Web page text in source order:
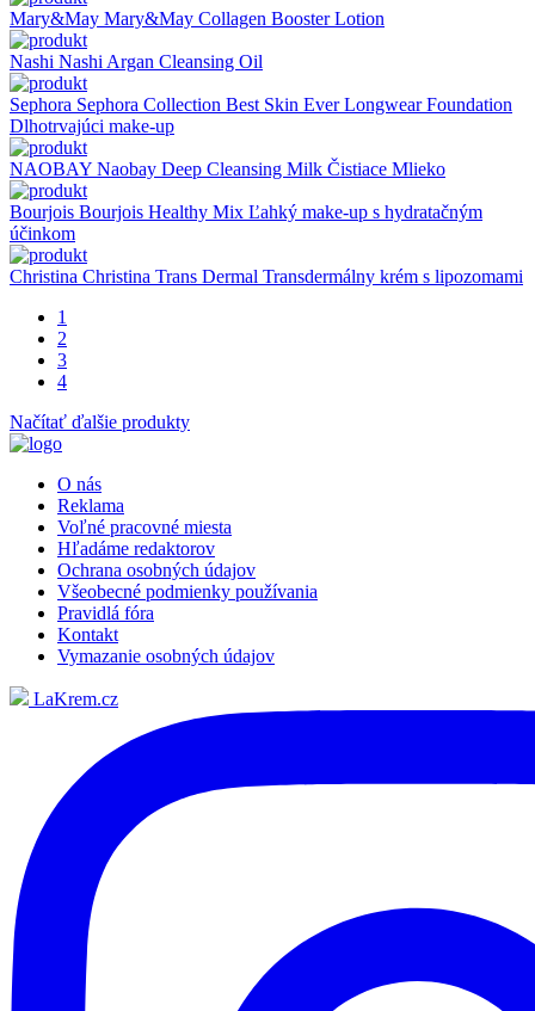
Mary&May Mary&May Collagen Booster Lotion
Nashi Nashi Argan Cleansing Oil
Sephora Sephora Collection Best Skin Ever Longwear Foundation
Dlhotrvajúci make-up
NAOBAY Naobay Deep Cleansing Milk Čistiace Mlieko
Bourjois Bourjois Healthy Mix Ľahký make-up s hydratačným
účinkom
Christina Christina Trans Dermal Transdermálny krém s lipozomami
1
2
3
4
Načítať ďalšie produkty
O nás
Reklama
Voľné pracovné miesta
Hľadáme redaktorov
Ochrana osobných údajov
Všeobecné podmienky používania
Pravidlá fóra
Kontakt
Vymazanie osobných údajov
LaKrem.cz